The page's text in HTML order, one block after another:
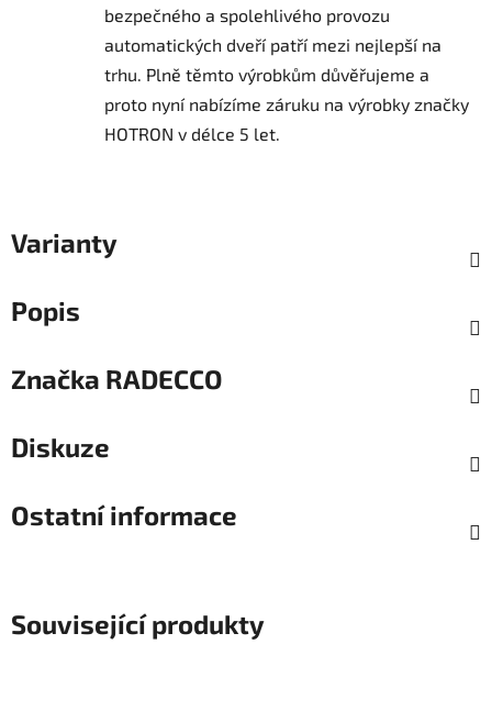
bezpečného a spolehlivého provozu
automatických dveří patří mezi nejlepší na
trhu. Plně těmto výrobkům důvěřujeme a
proto nyní nabízíme záruku na výrobky značky
HOTRON v délce 5 let.
Varianty
Popis
Značka RADECCO
Diskuze
Ostatní informace
Související produkty